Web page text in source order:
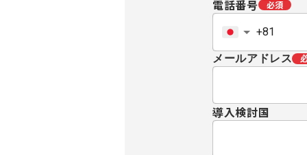
電話番号 必須
メールアドレス
導入検討国